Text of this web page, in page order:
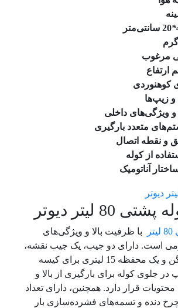
20 سانتی‌متر
مرغوب
ارتفاع
کوهنوردی
و زیپ‌ها
و ویژگی‌های داخلی
متعدد بارگیری
و نقطه اتصال
از کوله
آناتومیک
لیتر دیوتر
با ظرفیت بالا و ویژگی‌های
است. دارای دو جیب، یک جیب نقشه،
یک جیب کمربند لگن و یک محفظه 15 لیتری برای کیسه
جلوی کوله برای بارگیری از بالا و
قرار دارد. همچنین، دارای تعداد
دنده و تسمه‌های فشرده‌سازی بار